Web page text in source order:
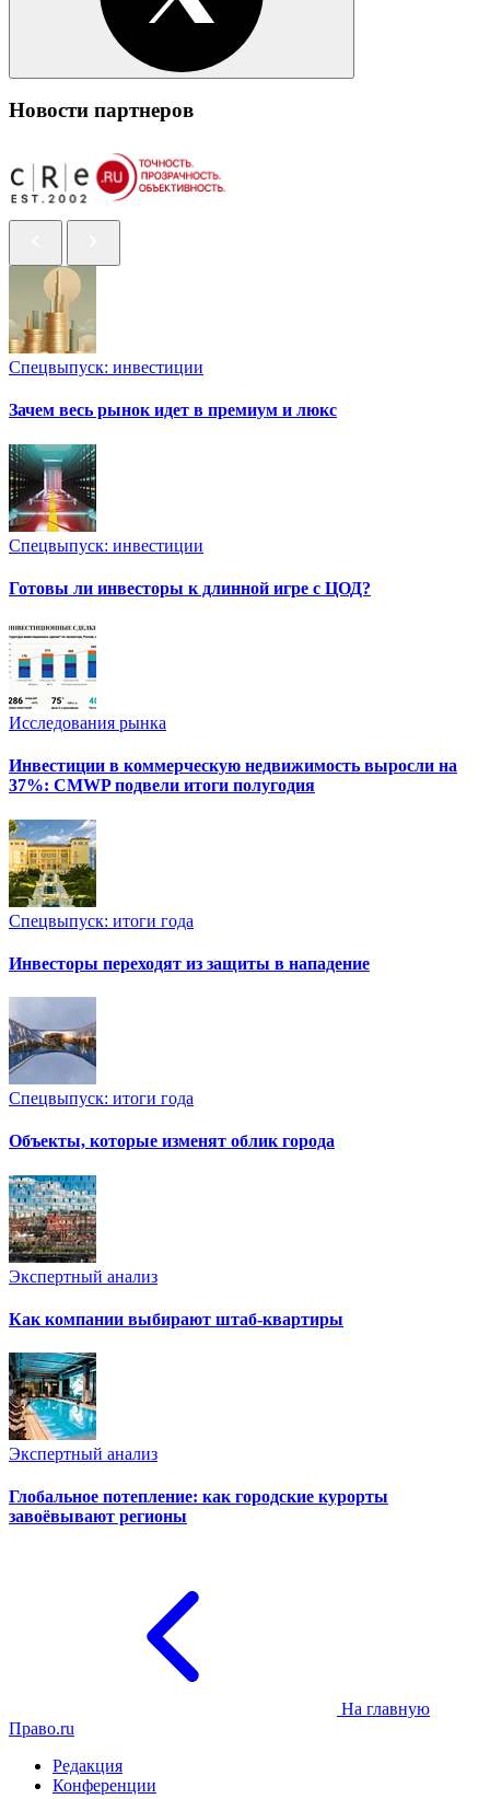
Новости партнеров
Спецвыпуск: инвестиции
Зачем весь рынок идет в премиум и люкс
Спецвыпуск: инвестиции
Готовы ли инвесторы к длинной игре с ЦОД?
Исследования рынка
Инвестиции в коммерческую недвижимость выросли на
37%: CMWP подвели итоги полугодия
Спецвыпуск: итоги года
Инвесторы переходят из защиты в нападение
Спецвыпуск: итоги года
Объекты, которые изменят облик города
Экспертный анализ
Как компании выбирают штаб-квартиры
Экспертный анализ
Глобальное потепление: как городские курорты
завоёвывают регионы
На главную
Право.ru
Редакция
Конференции